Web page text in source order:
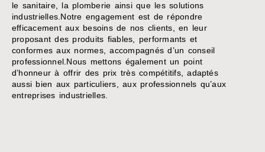
le sanitaire, la plomberie ainsi que les solutions
industrielles.Notre engagement est de répondre
efficacement aux besoins de nos clients, en leur
proposant des produits fiables, performants et
conformes aux normes, accompagnés d’un conseil
professionnel.Nous mettons également un point
d’honneur à offrir des prix très compétitifs, adaptés
aussi bien aux particuliers, aux professionnels qu’aux
entreprises industrielles.